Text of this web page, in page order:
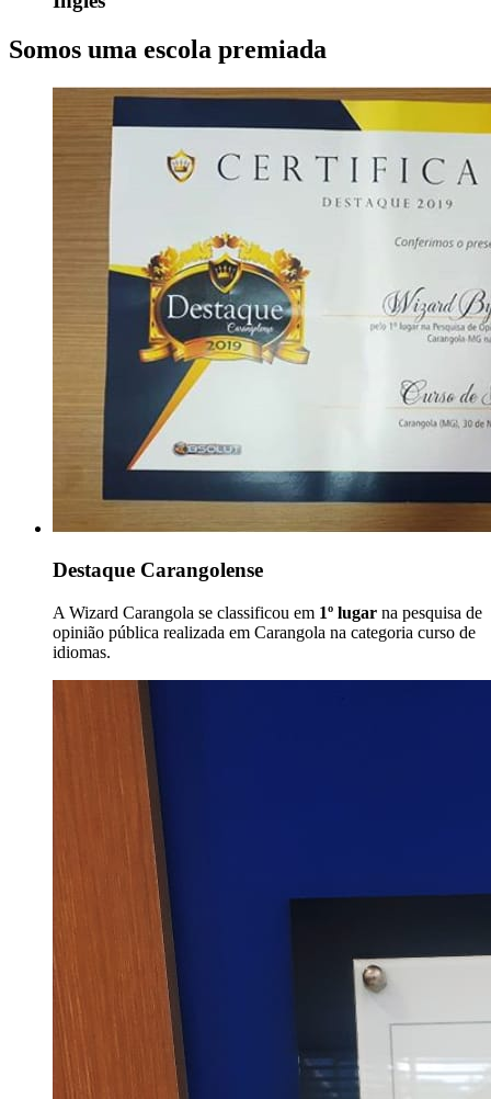
Somos uma escola premiada
Destaque Carangolense
A Wizard Carangola se classificou em 1º lugar na pesquisa de
opinião pública realizada em Carangola na categoria curso de
idiomas.